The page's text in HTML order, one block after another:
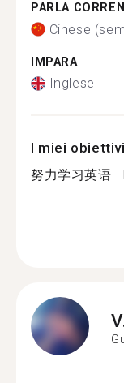
PARLA
Cinese
IMPARA
Inglese
I miei
努力学习英语...